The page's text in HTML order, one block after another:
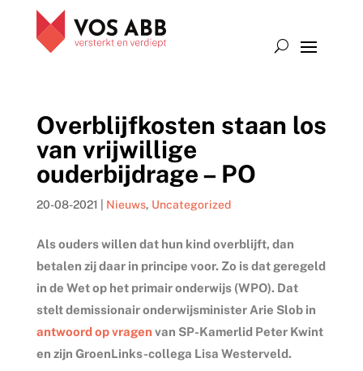
Overblijfkosten staan los
van vrijwillige
ouderbijdrage – PO
20-08-2021 Nieuws, Uncategorized
Als ouders willen dat hun kind overblijft, dan
betalen zij daar in principe voor. Zo is dat geregeld
in de Wet op het primair onderwijs (WPO). Dat
stelt demissionair onderwijsminister Arie Slob in
antwoord op vragen van SP-Kamerlid Peter Kwint
en zijn GroenLinks-collega Lisa Westerveld.